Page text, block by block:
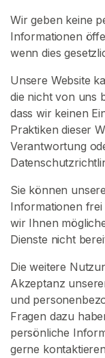
Wir geben keine
Informationen
wenn dies
Unsere Website
die nicht von uns
dass wir keinen
Praktiken dieser
Verantwortung
Sie können
Informationen frei
wir Ihnen
Dienste nicht
Die weitere
Akzeptanz
und
Fragen dazu
persönliche
gerne
E
N
L
O
>
S
t
a
t
s
e
i
e
S
u
c